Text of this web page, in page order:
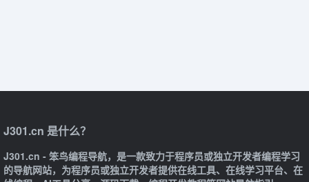
J301.cn 是什么？
J301.cn - 笨鸟编程导航，是一款致力于程序员或独立开发者编程学习
的导航网站，为程序员或独立开发者提供在线工具、在线学习平台、在